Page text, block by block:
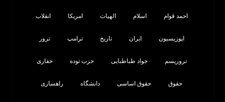
احمد قوام اسلام الهیات امریکا انقلاب
اپوزیسیون ایران تاریخ ترامپ ترور
تروریسم جواد طباطبایی حزب توده حفاری
حقوق حقوق اساسی دانشگاه راهسازی